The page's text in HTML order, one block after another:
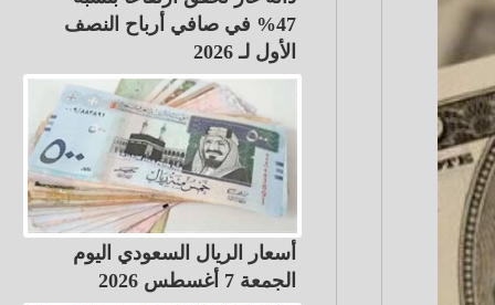
47% في صافي أرباح النصف
الأول لـ 2026
أسعار الريال السعودي اليوم
الجمعة 7 أغسطس 2026